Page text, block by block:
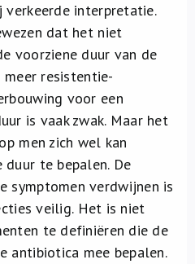
verkeerde interpretatie.
dat het niet
voorziene duur van de
resistentie-
voor een
is vaak zwak. Maar het
men zich wel kan
te bepalen. De
symptomen verdwijnen is
veilig. Het is niet
te definiëren die de
antibiotica mee bepalen.